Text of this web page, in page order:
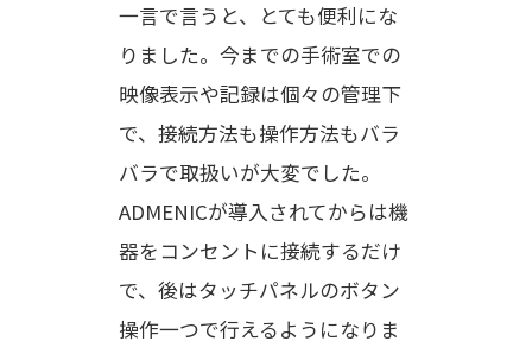
一言で言うと、とても便利にな
りました。今までの手術室での
映像表示や記録は個々の管理下
で、接続方法も操作方法もバラ
バラで取扱いが大変でした。
ADMENICが導入されてからは機
器をコンセントに接続するだけ
で、後はタッチパネルのボタン
操作一つで行えるようになりま